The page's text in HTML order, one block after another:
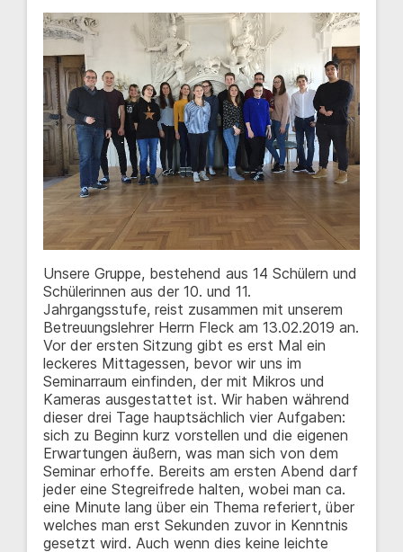
Unsere Gruppe, bestehend aus 14 Schülern und
Schülerinnen aus der 10. und 11.
Jahrgangsstufe, reist zusammen mit unserem
Betreuungslehrer Herrn Fleck am 13.02.2019 an.
Vor der ersten Sitzung gibt es erst Mal ein
leckeres Mittagessen, bevor wir uns im
Seminarraum einfinden, der mit Mikros und
Kameras ausgestattet ist. Wir haben während
dieser drei Tage hauptsächlich vier Aufgaben:
sich zu Beginn kurz vorstellen und die eigenen
Erwartungen äußern, was man sich von dem
Seminar erhoffe. Bereits am ersten Abend darf
jeder eine Stegreifrede halten, wobei man ca.
eine Minute lang über ein Thema referiert, über
welches man erst Sekunden zuvor in Kenntnis
gesetzt wird. Auch wenn dies keine leichte